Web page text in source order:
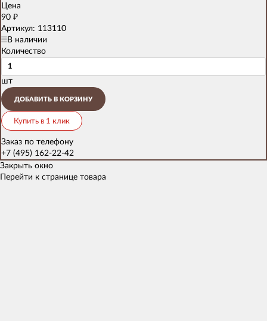
Цена
90 ₽
Артикул: 113110
В наличии
Количество
шт
ДОБАВИТЬ В КОРЗИНУ
Купить в 1 клик
Заказ по телефону
+7 (495) 162-22-42
Закрыть окно
Перейти к странице товара